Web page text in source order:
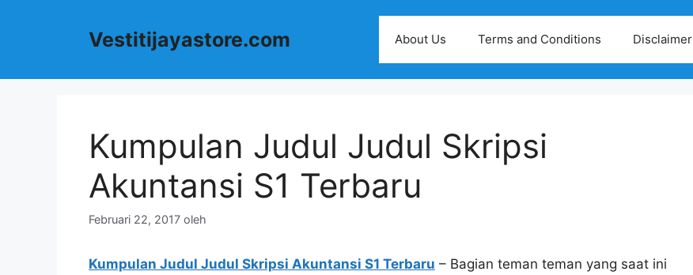
Vestitijayastore.com About Us Terms and Conditions Disclaimer
Kumpulan Judul Judul Skripsi
Akuntansi S1 Terbaru
Februari 22, 2017 oleh
Kumpulan Judul Judul Skripsi Akuntansi S1 Terbaru – Bagian teman teman yang saat ini